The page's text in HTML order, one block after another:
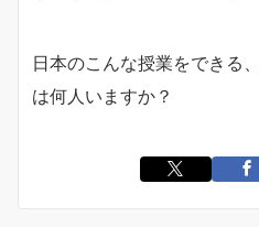
日本のこんな授業をできる
は何人いますか？